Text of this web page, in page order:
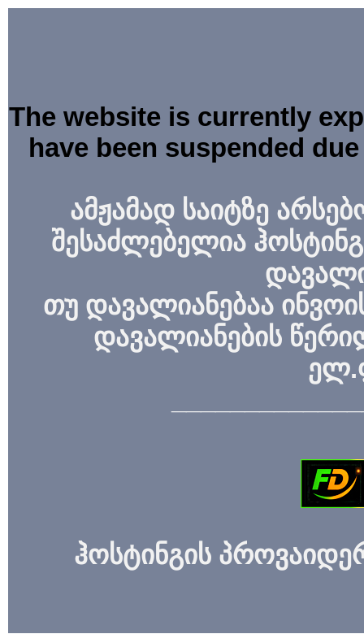
The website is currently
have been suspended
ამჟამად საიტზე
შესაძლებელია
თუ დავალიანებაა
დავალიანების
ჰოსტინგის